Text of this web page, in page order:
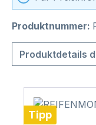
Produktnummer:
Produktdetails
Tipp